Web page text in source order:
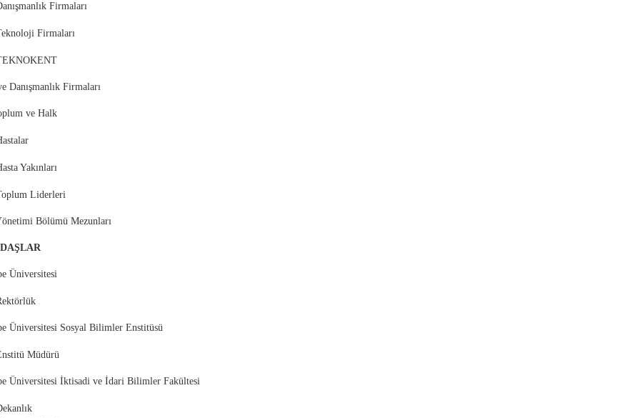
Firmaları
Firmaları
ve Danışmanlık Firmaları
ve Halk
Yakınları
Liderleri
Yönetimi Bölümü Mezunları
Üniversitesi
Üniversitesi Sosyal Bilimler Enstitüsü
Müdürü
Üniversitesi İktisadi ve İdari Bilimler Fakültesi